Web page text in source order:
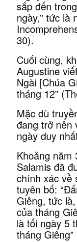
sắp đến
ngày,” tức là
30).
Cuối cùng,
Augustine
Ngài [Chúa
tháng 12”
Mặc dù
đang trở nên
ngày duy
Khoảng năm
Salamis đã
chính xác về
tuyên bố:
Giêng, tức
của tháng
là tối ngày 5
tháng